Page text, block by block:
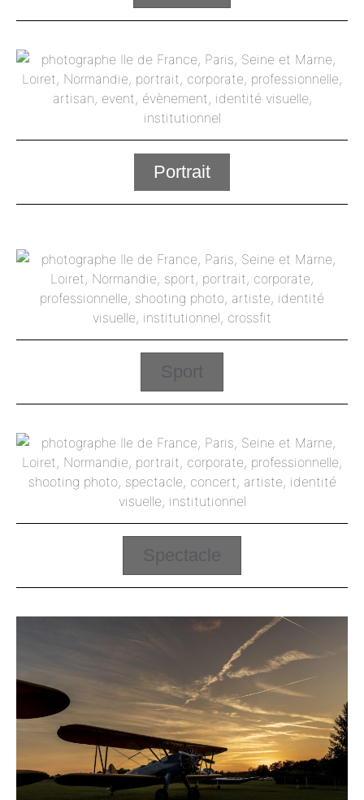
Portrait
Sport
Spectacle